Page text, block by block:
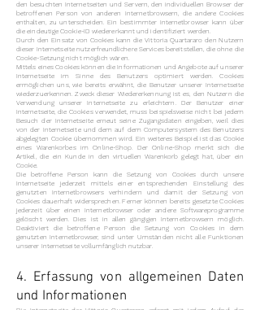
den besuchten Internetseiten und Servern, den individuellen Browser der
betroffenen Person von anderen Internetbrowsern, die andere Cookies
enthalten, zu unterscheiden. Ein bestimmter Internetbrowser kann über
die eindeutige Cookie-ID wiedererkannt und identifiziert werden.
Durch den Einsatz von Cookies kann die Vittoria Quartararo den Nutzern
dieser Internetseite nutzerfreundlichere Services bereitstellen, die ohne die
Cookie-Setzung nicht möglich wären.
Mittels eines Cookies können die Informationen und Angebote auf unserer
Internetseite im Sinne des Benutzers optimiert werden. Cookies
ermöglichen uns, wie bereits erwähnt, die Benutzer unserer Internetseite
wiederzuerkennen. Zweck dieser Wiedererkennung ist es, den Nutzern die
Verwendung unserer Internetseite zu erleichtern. Der Benutzer einer
Internetseite, die Cookies verwendet, muss beispielsweise nicht bei jedem
Besuch der Internetseite erneut seine Zugangsdaten eingeben, weil dies
von der Internetseite und dem auf dem Computersystem des Benutzers
abgelegten Cookie übernommen wird. Ein weiteres Beispiel ist das Cookie
eines Warenkorbes im Online-Shop. Der Online-Shop merkt sich die
Artikel, die ein Kunde in den virtuellen Warenkorb gelegt hat, über ein
Cookie.
Die betroffene Person kann die Setzung von Cookies durch unsere
Internetseite jederzeit mittels einer entsprechenden Einstellung des
genutzten Internetbrowsers verhindern und damit der Setzung von
Cookies dauerhaft widersprechen. Ferner können bereits gesetzte Cookies
jederzeit über einen Internetbrowser oder andere Softwareprogramme
gelöscht werden. Dies ist in allen gängigen Internetbrowsern möglich.
Deaktiviert die betroffene Person die Setzung von Cookies in dem
genutzten Internetbrowser, sind unter Umständen nicht alle Funktionen
unserer Internetseite vollumfänglich nutzbar.
4. Erfassung von allgemeinen Daten
und Informationen